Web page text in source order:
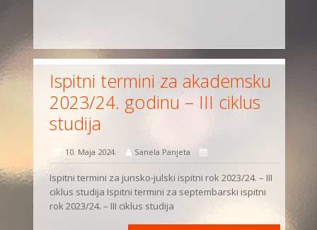
Ispitni termini za akademsku
2023/24. godinu – III ciklus
studija
10. Maja 2024. Sanela Panjeta
Ispitni termini za junsko-julski ispitni rok 2023/24. – III
ciklus studija Ispitni termini za septembarski ispitni
rok 2023/24. – III ciklus studija